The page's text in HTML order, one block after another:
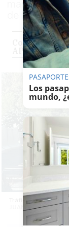
marcada
de la DGT
Colas de 3
AP-4: un
Tráfico de hora y
JUAN CARLOS
Los
mundo,